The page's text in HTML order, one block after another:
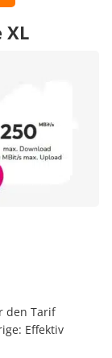
XL
den Tarif
Effektiv